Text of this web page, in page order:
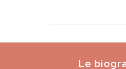
Le